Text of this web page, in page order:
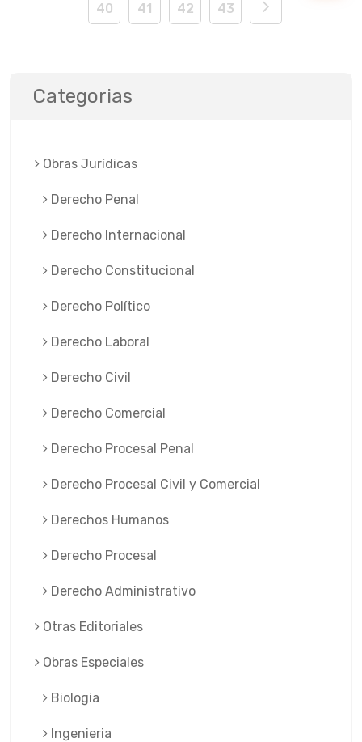
40 41 42 43
Categorias
Obras Jurí­dicas
Derecho Penal
Derecho Internacional
Derecho Constitucional
Derecho Político
Derecho Laboral
Derecho Civil
Derecho Comercial
Derecho Procesal Penal
Derecho Procesal Civil y Comercial
Derechos Humanos
Derecho Procesal
Derecho Administrativo
Otras Editoriales
Obras Especiales
Biologia
Ingenieria